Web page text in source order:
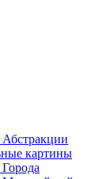
картины